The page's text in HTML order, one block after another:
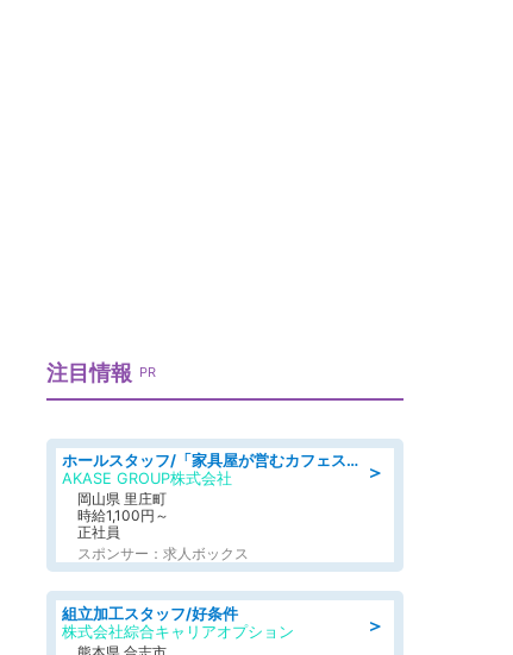
注目情報 PR
＞
ホールスタッフ/「家具屋が営むカフェスタッフ!」週2日～OK!嬉しいまかない付き/岡山県/浅口郡里庄町
AKASE GROUP株式会社
岡山県 里庄町
時給1,100円～
正社員
スポンサー：求人ボックス
＞
組立加工スタッフ/好条件
株式会社綜合キャリアオプション